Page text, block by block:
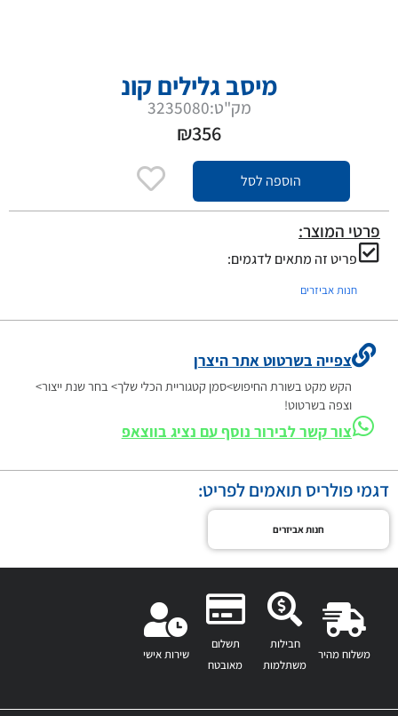
מיסב גלילים קונ
מק"ט:3235080
₪356
הוספה לסל
פרטי המוצר:
פריט זה מתאים לדגמים:
חנות אביזרים
צפייה בשרטוט אתר היצרן
הקש מקט בשורת החיפוש>סמן קטגוריית הכלי שלך> בחר שנת ייצור>
וצפה בשרטוט!
צור קשר לבירור נוסף עם נציג בווצאפ
דגמי פולריס תואמים לפריט:
חנות אביזרים
משלוח מהיר
חבילות
משתלמות
תשלום
מאובטח
שירות אישי